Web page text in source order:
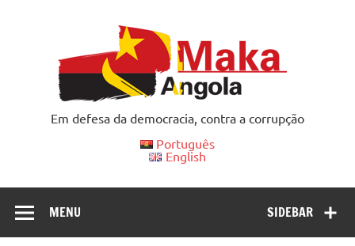
Em defesa da democracia, contra a corrupção
Português
English
SIDEBAR
MENU